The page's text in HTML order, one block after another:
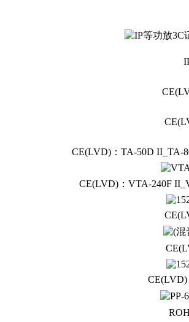
CE(LVD)： TA-50D II_ TA-
CE(LVD)：VTA-240F II_